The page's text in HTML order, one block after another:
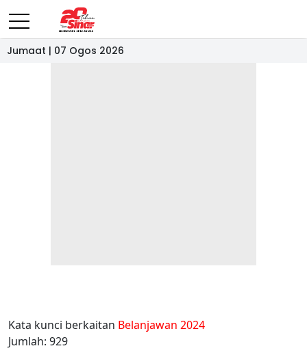
Jumaat | 07 Ogos 2026
Kata kunci berkaitan Belanjawan 2024
Jumlah: 929